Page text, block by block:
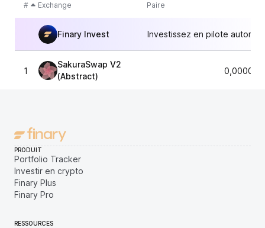
# Exchange Paire
Finary Invest Investissez en pilote
1
SakuraSwap V2
(Abstract)
PRODUIT
Portfolio Tracker
Investir en crypto
Finary Plus
Finary Pro
RESSOURCES